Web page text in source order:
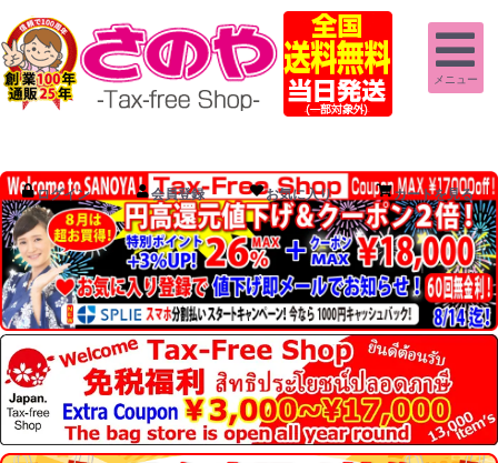
メニュー
ログイン 会員登録 お気に入り カートを見る